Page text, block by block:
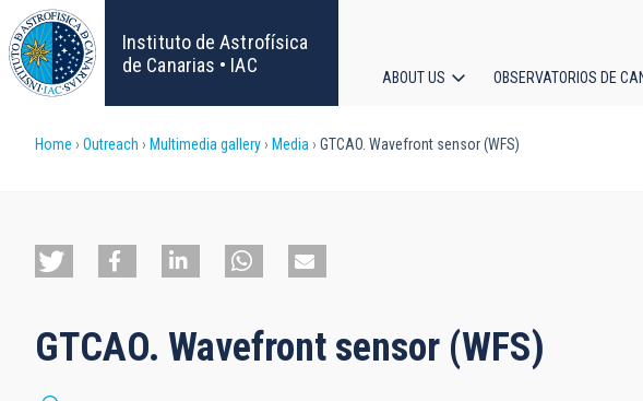
Skip
to
main
content
Instituto de Astrofísica
de Canarias • IAC
navigation
ABOUT US OBSERVATORIOS DE
Breadcrumb
Home Outreach Multimedia gallery Media GTCAO. Wavefront sensor (WFS)
GTCAO. Wavefront sensor (WFS)